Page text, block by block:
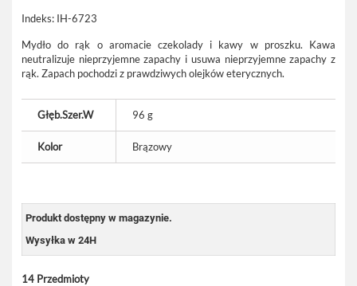
Indeks: IH-6723
Mydło do rąk o aromacie czekolady i kawy w proszku. Kawa
neutralizuje nieprzyjemne zapachy i usuwa nieprzyjemne zapachy z
rąk. Zapach pochodzi z prawdziwych olejków eterycznych.
Głęb.Szer.W 96 g
Kolor Brązowy
Produkt dostępny w magazynie.
Wysyłka w 24H
14 Przedmioty